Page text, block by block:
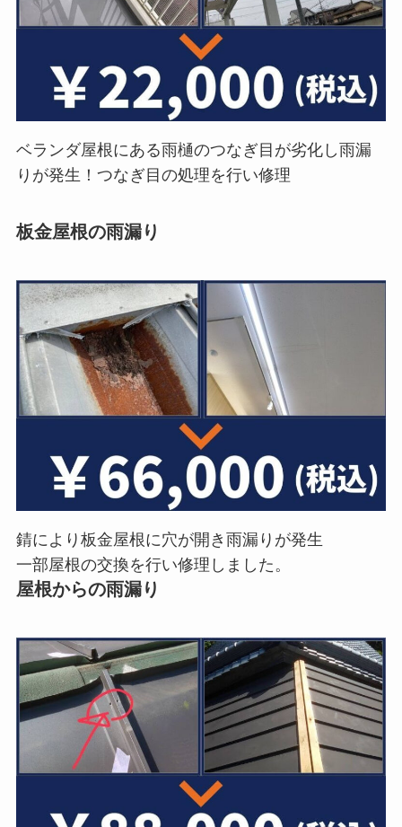
ベランダ屋根にある雨樋のつなぎ目が劣化し雨漏
りが発生！つなぎ目の処理を行い修理
板金屋根の雨漏り
錆により板金屋根に穴が開き雨漏りが発生
一部屋根の交換を行い修理しました。
屋根からの雨漏り